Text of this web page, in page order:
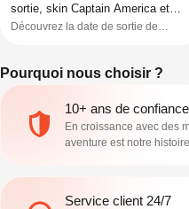
sortie, skin Captain America et
fuites de la carte
Découvrez la date de sortie de
comment débloquer le nouveau skin
Captain America (édition 2026).
Maîtrisez les nouvelles mécaniques
saisonnières et gardez une longueur
d'avance sur la méta.
Pourquoi nous choisir ?
10+ ans de confiance
En croissance avec des
aventure est notre
Service client 24/7